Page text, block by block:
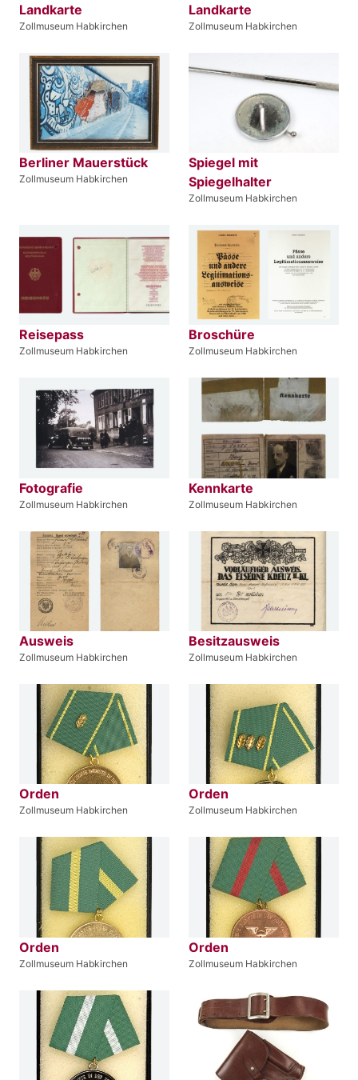
Landkarte
Zollmuseum Habkirchen
Landkarte
Zollmuseum Habkirchen
Berliner Mauerstück
Zollmuseum Habkirchen
Spiegel mit
Spiegelhalter
Zollmuseum Habkirchen
Reisepass
Zollmuseum Habkirchen
Broschüre
Zollmuseum Habkirchen
Fotografie
Zollmuseum Habkirchen
Kennkarte
Zollmuseum Habkirchen
Ausweis
Zollmuseum Habkirchen
Besitzausweis
Zollmuseum Habkirchen
Orden
Zollmuseum Habkirchen
Orden
Zollmuseum Habkirchen
Orden
Zollmuseum Habkirchen
Orden
Zollmuseum Habkirchen